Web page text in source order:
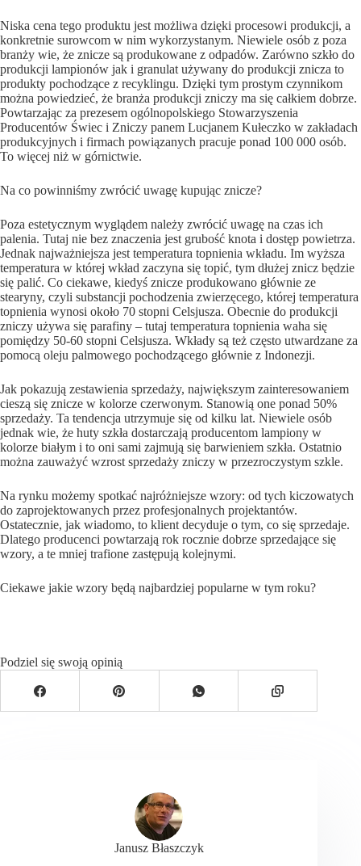
Niska cena tego produktu jest możliwa dzięki procesowi produkcji, a
konkretnie surowcom w nim wykorzystanym. Niewiele osób z poza
branży wie, że znicze są produkowane z odpadów. Zarówno szkło do
produkcji lampionów jak i granulat używany do produkcji znicza to
produkty pochodzące z recyklingu. Dzięki tym prostym czynnikom
można powiedzieć, że branża produkcji zniczy ma się całkiem dobrze.
Powtarzając za prezesem ogólnopolskiego Stowarzyszenia
Producentów Świec i Zniczy panem Lucjanem Kułeczko w zakładach
produkcyjnych i firmach powiązanych pracuje ponad 100 000 osób.
To więcej niż w górnictwie.
Na co powinniśmy zwrócić uwagę kupując znicze?
Poza estetycznym wyglądem należy zwrócić uwagę na czas ich
palenia. Tutaj nie bez znaczenia jest grubość knota i dostęp powietrza.
Jednak najważniejsza jest temperatura topnienia wkładu. Im wyższa
temperatura w której wkład zaczyna się topić, tym dłużej znicz będzie
się palić. Co ciekawe, kiedyś znicze produkowano głównie ze
stearyny, czyli substancji pochodzenia zwierzęcego, której temperatura
topnienia wynosi około 70 stopni Celsjusza. Obecnie do produkcji
zniczy używa się parafiny – tutaj temperatura topnienia waha się
pomiędzy 50-60 stopni Celsjusza. Wkłady są też często utwardzane za
pomocą oleju palmowego pochodzącego głównie z Indonezji.
Jak pokazują zestawienia sprzedaży, największym zainteresowaniem
cieszą się znicze w kolorze czerwonym. Stanowią one ponad 50%
sprzedaży. Ta tendencja utrzymuje się od kilku lat. Niewiele osób
jednak wie, że huty szkła dostarczają producentom lampiony w
kolorze białym i to oni sami zajmują się barwieniem szkła. Ostatnio
można zauważyć wzrost sprzedaży zniczy w przezroczystym szkle.
Na rynku możemy spotkać najróżniejsze wzory: od tych kiczowatych
do zaprojektowanych przez profesjonalnych projektantów.
Ostatecznie, jak wiadomo, to klient decyduje o tym, co się sprzedaje.
Dlatego producenci powtarzają rok rocznie dobrze sprzedające się
wzory, a te mniej trafione zastępują kolejnymi.
Ciekawe jakie wzory będą najbardziej popularne w tym roku?
Podziel się swoją opinią
Janusz Błaszczyk